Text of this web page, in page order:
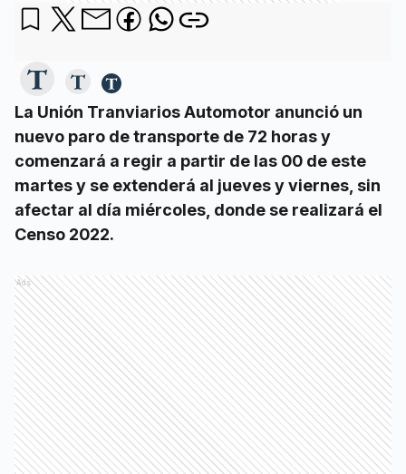
La Unión Tranviarios Automotor anunció un
nuevo paro de transporte de 72 horas y
comenzará a regir a partir de las 00 de este
martes y se extenderá al jueves y viernes, sin
afectar al día miércoles, donde se realizará el
Censo 2022.
Ads